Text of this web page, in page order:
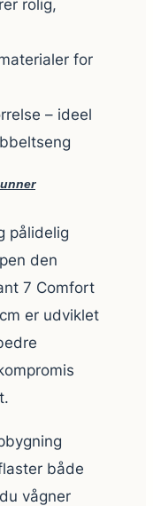
rolig,
for
– ideel
pålidelig
den
7 Comfort
er udviklet
både
vågner